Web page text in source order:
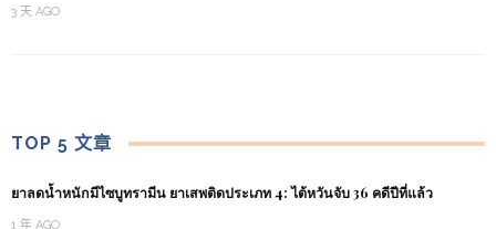
3 天 AGO
TOP 5 文章
ยาลดน้ำหนักมีไซบูทรามีน ยาเสพติดประเภท 4: ไต้หวันจับ 36 คดีปีที่แล้ว
1 年 AGO